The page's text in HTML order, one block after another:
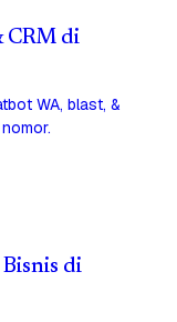
CRM di
WA, blast, &
Bisnis di